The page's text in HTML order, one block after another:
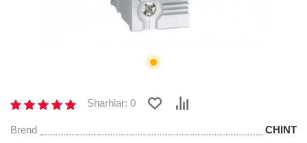
Sharhlar: 0
Brend CHINT